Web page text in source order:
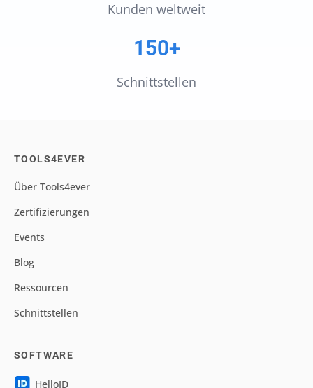
Kunden weltweit
150+
Schnittstellen
TOOLS4EVER
Über Tools4ever
Zertifizierungen
Events
Blog
Ressourcen
Schnittstellen
SOFTWARE
HelloID